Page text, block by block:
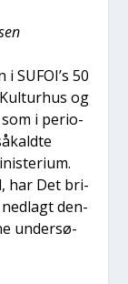
SUFOI’s 50
og
som i peri­o­
har Det bri­
den­
under­sø­